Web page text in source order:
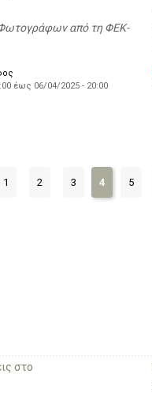
από τη ΦΕΚ-
έως 06/04/2025 - 20:00
1 2 3 4 5
στο